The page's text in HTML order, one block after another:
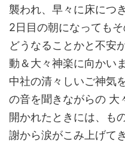
襲われ、早々に床につ
2日目の朝になっても
どうなることかと不安
動＆大々神楽に向かい
中社の清々しいご神気
の音を聞きながらの 大
開かれたときには、も
謝から涙がこみ上げて